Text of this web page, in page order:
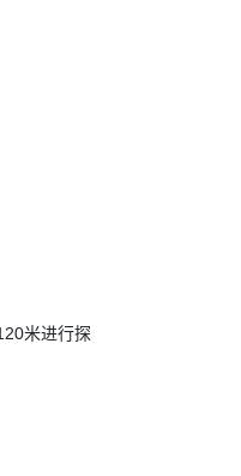
米进行探